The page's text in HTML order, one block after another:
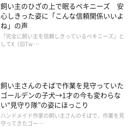
飼い主のひざの上で眠るペキニーズ 安
心しきった姿に「こんな信頼関係いいよ
ね」の声
「完全に飼い主を信頼しきっているペキニーズ」と
してX（旧Tw …
飼い主さんのそばで作業を見守っていた
ゴールデンの子犬→1才の今も変わらな
い“見守り隊”の姿にほっこり
ハンドメイド作家の飼い主さんのそばで、作業を見
守ってきたゴー …